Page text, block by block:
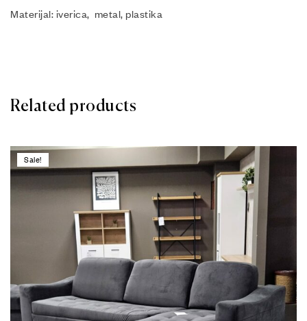
Materijal: iverica, metal, plastika
Related products
Sale!